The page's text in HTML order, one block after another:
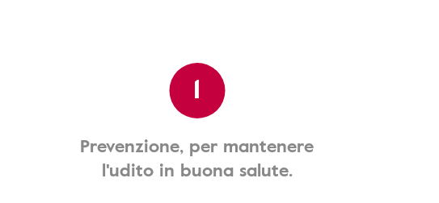
1
Prevenzione, per mantenere
l'udito in buona salute.